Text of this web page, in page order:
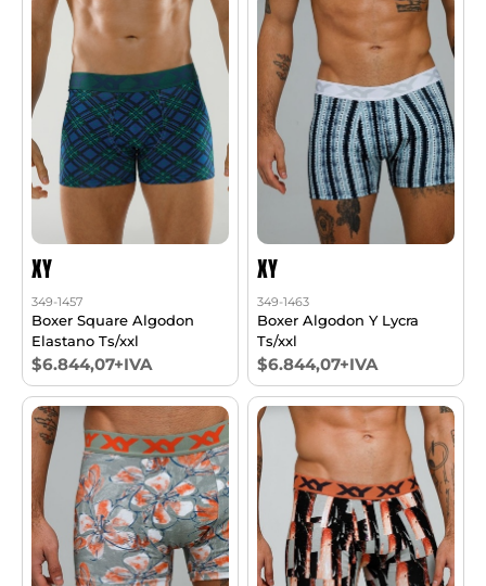
XY
349-1457
Boxer Square Algodon
Elastano Ts/xxl
$6.844,07+IVA
XY
349-1463
Boxer Algodon Y Lycra
Ts/xxl
$6.844,07+IVA